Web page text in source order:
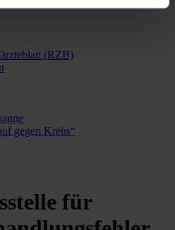
(RZB)
gegen Krebs“
für